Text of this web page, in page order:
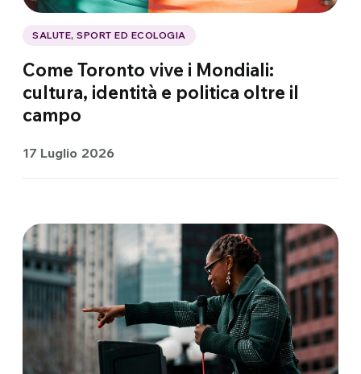
SALUTE, SPORT ED ECOLOGIA
Come Toronto vive i Mondiali:
cultura, identità e politica oltre il
campo
17 Luglio 2026